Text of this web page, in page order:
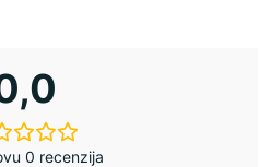
0 recenzija